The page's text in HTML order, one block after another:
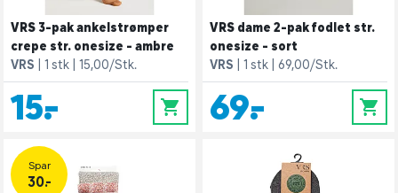
VRS 3-pak ankelstrømper
crepe str. onesize - ambre
VRS
1 stk 15,00/Stk.
15,- 0
VRS dame 2-pak fodlet str.
onesize - sort
VRS
1 stk 69,00/Stk.
69,- 0
Spar
30.-